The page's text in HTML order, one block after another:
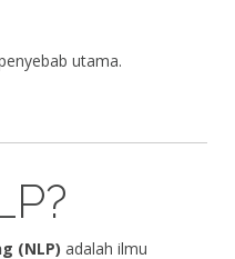
utama.
(NLP) adalah ilmu